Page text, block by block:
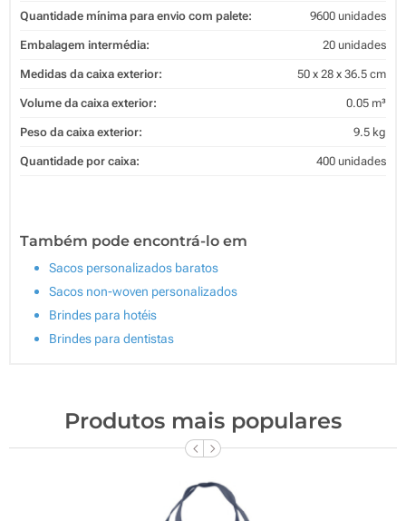
Quantidade mínima para envio com palete: 9600 unidades
Embalagem intermédia: 20 unidades
Medidas da caixa exterior: 50 x 28 x 36.5 cm
Volume da caixa exterior: 0.05 m³
Peso da caixa exterior: 9.5 kg
Quantidade por caixa: 400 unidades
Também pode encontrá-lo em
Sacos personalizados baratos
Sacos non-woven personalizados
Brindes para hotéis
Brindes para dentistas
Produtos mais populares